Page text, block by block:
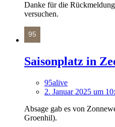
Danke für die
versuchen.
Saisonplatz in
95alive
2. Januar 2025 um
Absage gab es von
Groenhil).